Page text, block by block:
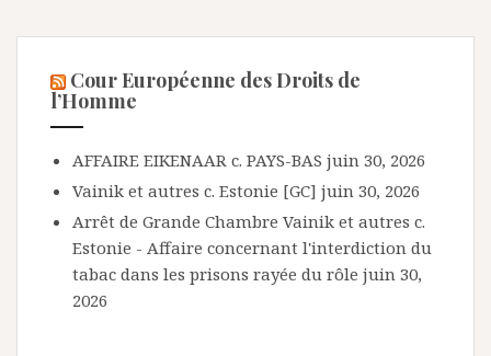
Cour Européenne des Droits de
l’Homme
AFFAIRE EIKENAAR c. PAYS-BAS juin 30, 2026
Vainik et autres c. Estonie [GC] juin 30, 2026
Arrêt de Grande Chambre Vainik et autres c.
Estonie - Affaire concernant l'interdiction du
tabac dans les prisons rayée du rôle juin 30,
2026